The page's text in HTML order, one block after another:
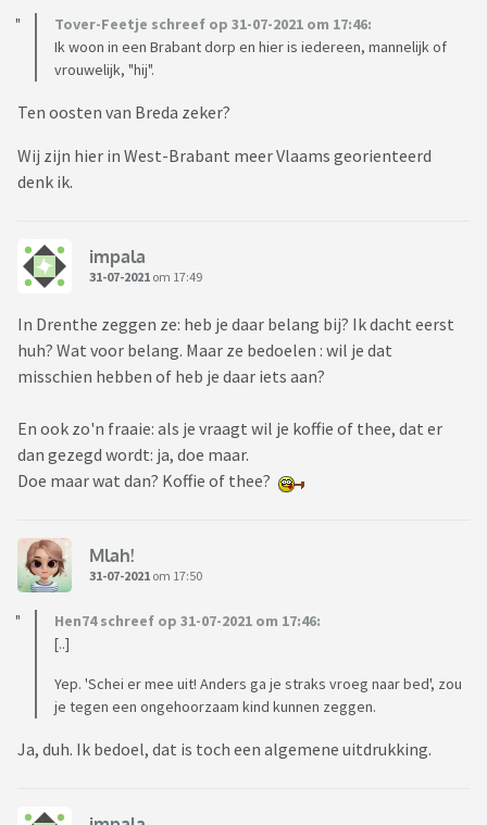
Tover-Feetje schreef op 31-07-2021 om 17:46:
Ik woon in een Brabant dorp en hier is iedereen, mannelijk of
vrouwelijk, "hij".
Ten oosten van Breda zeker?
Wij zijn hier in West-Brabant meer Vlaams georienteerd
denk ik.
impala
31-07-2021 om 17:49
In Drenthe zeggen ze: heb je daar belang bij? Ik dacht eerst
huh? Wat voor belang. Maar ze bedoelen : wil je dat
misschien hebben of heb je daar iets aan?
En ook zo'n fraaie: als je vraagt wil je koffie of thee, dat er
dan gezegd wordt: ja, doe maar.
Doe maar wat dan? Koffie of thee?
Mlah!
31-07-2021 om 17:50
Hen74 schreef op 31-07-2021 om 17:46:
[..]
Yep. 'Schei er mee uit! Anders ga je straks vroeg naar bed', zou
je tegen een ongehoorzaam kind kunnen zeggen.
Ja, duh. Ik bedoel, dat is toch een algemene uitdrukking.